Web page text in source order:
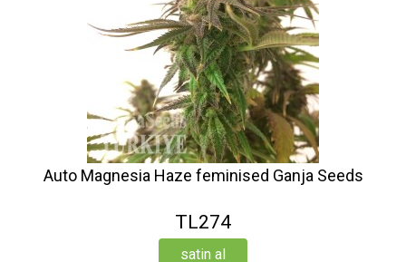
Auto Magnesia Haze feminised Ganja Seeds
TL274
satin al